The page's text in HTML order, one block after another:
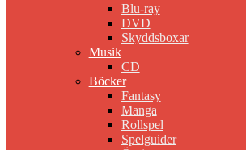
Blu-ray
DVD
Skyddsboxar
Musik
CD
Böcker
Fantasy
Manga
Rollspel
Spelguider